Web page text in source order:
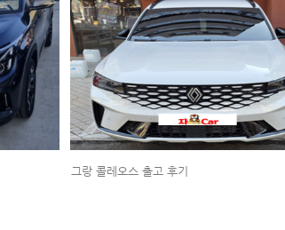
그랑 콜레오스 출고 후기